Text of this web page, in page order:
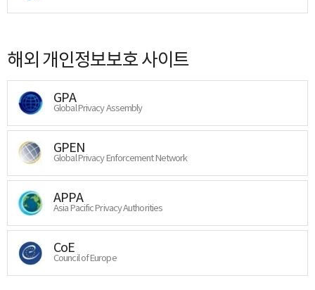
해외 개인정보보호 사이트
GPA
Global Privacy Assembly
GPEN
Global Privacy Enforcement Network
APPA
Asia Pacific Privacy Authorities
CoE
Council of Europe